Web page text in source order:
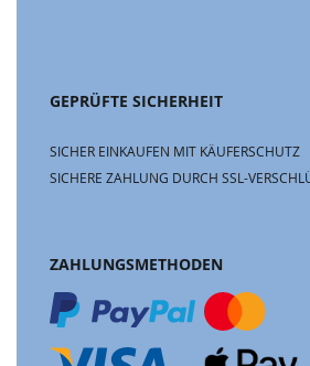
GEPRÜFTE SICHERHEIT
SICHER EINKAUFEN MIT KÄUFERSCHUTZ
SICHERE ZAHLUNG DURCH SSL-
ZAHLUNGSMETHODEN